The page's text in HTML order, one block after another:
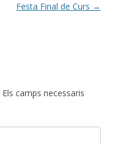
Festa Final de Curs →
Els camps necessaris